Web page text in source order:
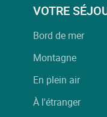
VOTRE
Bord de mer
Montagne
En plein air
À l'étranger